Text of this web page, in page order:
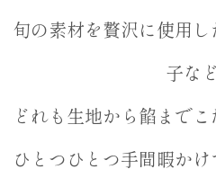
旬の素材を贅沢に使用
子など
どれも生地から餡までこ
ひとつひとつ手間暇か